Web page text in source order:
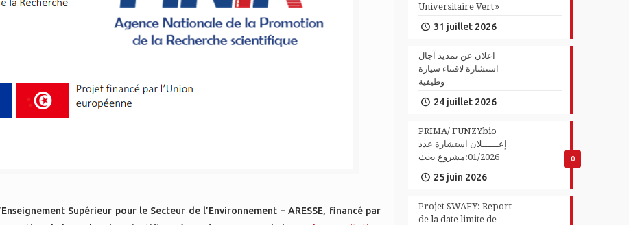
Supérieur pour le Secteur de l’Environnement – ARESSE, financé par
Universitaire Vert »
31 juillet 2026
اعلان عن تمديد آجال
استشارة لاقتناء سيارة
وظيفية
24 juillet 2026
0
PRIMA/ FUNZYbio
إعــــــلان استشارة عدد
01/2026:مشروع بحث
25 juin 2026
Projet SWAFY: Report
de la date limite de